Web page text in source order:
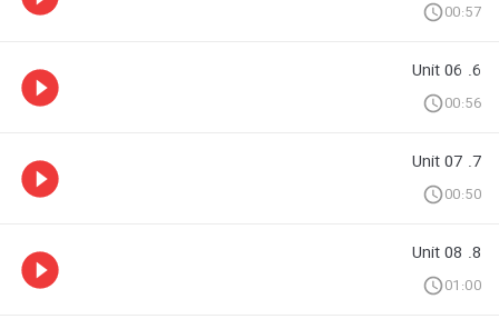
00:57
6. Unit 06
00:56
7. Unit 07
00:50
8. Unit 08
01:00